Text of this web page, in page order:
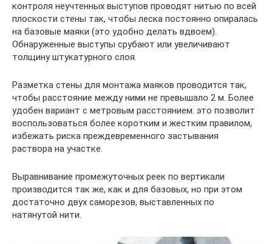
контроля неучтенных выступов проводят нитью по всей
плоскости стены так, чтобы леска постоянно опиралась
на базовые маяки (это удобно делать вдвоем).
Обнаруженные выступы срубают или увеличивают
толщину штукатурного слоя.
Разметка стены для монтажа маяков проводится так,
чтобы расстояние между ними не превышало 2 м. Более
удобен вариант с метровым расстоянием: это позволит
воспользоваться более коротким и жестким правилом,
избежать риска преждевременного застывания
раствора на участке.
Выравнивание промежуточных реек по вертикали
производится так же, как и для базовых, но при этом
достаточно двух саморезов, выставленных по
натянутой нити.